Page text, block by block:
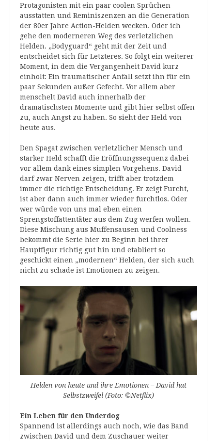
Protagonisten mit ein paar coolen Sprüchen
ausstatten und Reminiszenzen an die Generation
der 80er Jahre Action-Helden wecken. Oder ich
gehe den moderneren Weg des verletzlichen
Helden. „Bodyguard“ geht mit der Zeit und
entscheidet sich für Letzteres. So folgt ein weiterer
Moment, in dem die Vergangenheit David kurz
einholt: Ein traumatischer Anfall setzt ihn für ein
paar Sekunden außer Gefecht. Vor allem aber
menschelt David auch innerhalb der
dramatischsten Momente und gibt hier selbst offen
zu, auch Angst zu haben. So sieht der Held von
heute aus.
Den Spagat zwischen verletzlicher Mensch und
starker Held schafft die Eröffnungssequenz dabei
vor allem dank eines simplen Vorgehens. David
darf zwar Nerven zeigen, trifft aber trotzdem
immer die richtige Entscheidung. Er zeigt Furcht,
ist aber dann auch immer wieder furchtlos. Oder
wer würde von uns mal eben einen
Sprengstoffattentäter aus dem Zug werfen wollen.
Diese Mischung aus Muffensausen und Coolness
bekommt die Serie hier zu Beginn bei ihrer
Hauptfigur richtig gut hin und etabliert so
geschickt einen „modernen“ Helden, der sich auch
nicht zu schade ist Emotionen zu zeigen.
Helden von heute und ihre Emotionen – David hat
Selbstzweifel (Foto: ©Netflix)
Ein Leben für den Underdog
Spannend ist allerdings auch noch, wie das Band
zwischen David und dem Zuschauer weiter